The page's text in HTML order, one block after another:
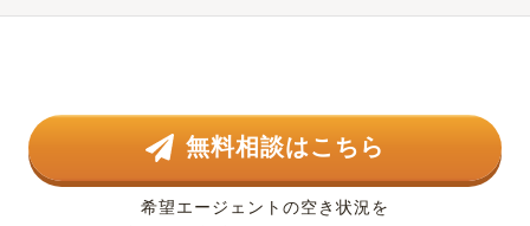
無料相談はこちら
希望エージェントの空き状況を